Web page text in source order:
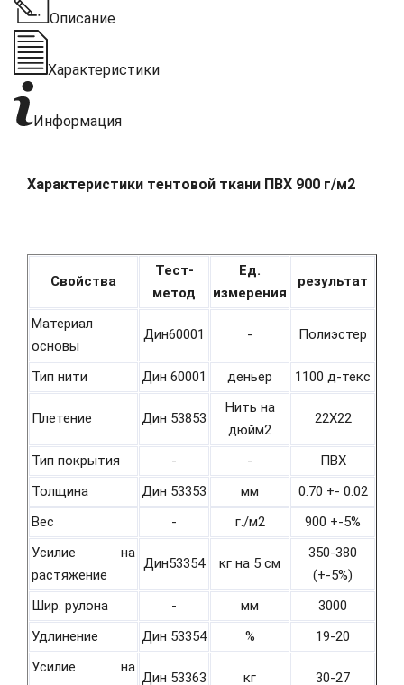
Описание
Характеристики
Информация
Характеристики тентовой ткани ПВХ 900 г/м2
Свойства
Тест-
метод
Ед.
измерения
результат
Материал
основы
Дин60001 - Полиэстер
Тип нити Дин 60001 деньер 1100 д-текс
Плетение Дин 53853
Нить на
дюйм2
22Х22
Тип покрытия - -
ПВХ
Толщина
Дин 53353 мм
0.70 +- 0.02
Вес
- г./м2
900 +-5%
Усилие на
растяжение
Дин53354 кг на 5 см
350-380
(+-5%)
Шир. рулона
- мм
3000
Удлинение
Дин 53354 %
19-20
Усилие на
Дин 53363 кг 30-27